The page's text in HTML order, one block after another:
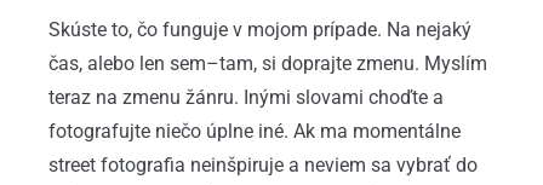
Skúste to, čo funguje v mojom prípade. Na nejaký
čas, alebo len sem–tam, si doprajte zmenu. Myslím
teraz na zmenu žánru. Inými slovami choďte a
fotografujte niečo úplne iné. Ak ma momentálne
street fotografia neinšpiruje a neviem sa vybrať do